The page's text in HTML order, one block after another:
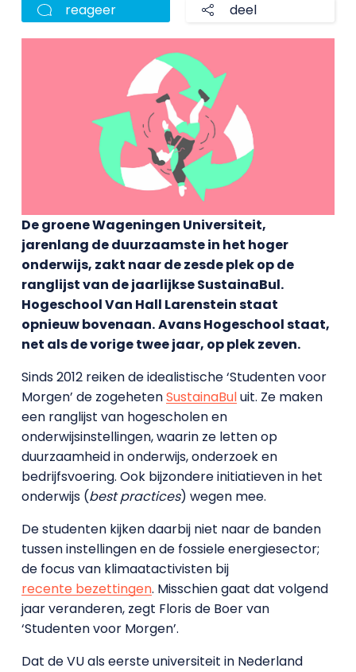
reageer deel
De groene Wageningen Universiteit,
jarenlang de duurzaamste in het hoger
onderwijs, zakt naar de zesde plek op de
ranglijst van de jaarlijkse SustainaBul.
Hogeschool Van Hall Larenstein staat
opnieuw bovenaan.Avans Hogeschool staat,
net als de vorige twee jaar, op plek zeven.
Sinds 2012 reiken de idealistische ‘Studenten voor
Morgen’ de zogehetenSustainaBuluit. Ze maken
een ranglijst van hogescholen en
onderwijsinstellingen, waarin ze letten op
duurzaamheid in onderwijs, onderzoek en
bedrijfsvoering. Ook bijzondere initiatieven in het
onderwijs (best practices) wegen mee.
De studenten kijken daarbij niet naar de banden
tussen instellingen en de fossiele energiesector;
de focus van klimaatactivisten bij
recente bezettingen. Misschien gaat dat volgend
jaar veranderen, zegt Floris de Boer van
‘Studenten voor Morgen’.
Dat de VU als eerste universiteit in Nederland